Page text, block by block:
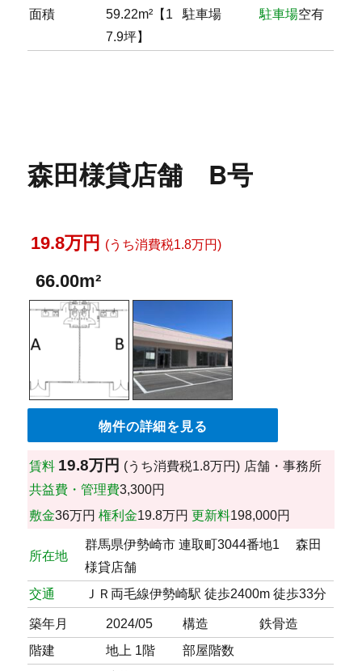
面積
59.22m²【1
7.9坪】
駐車場 駐車場空有
森田様貸店舗 B号
19.8万円 (うち消費税1.8万円)
66.00m²
物件の詳細を見る
賃料 19.8万円 (うち消費税1.8万円) 店舗・事務所
共益費・管理費3,300円
敷金36万円 権利金19.8万円 更新料198,000円
所在地
群馬県伊勢崎市 連取町3044番地1 森田
様貸店舗
交通
ＪＲ両毛線伊勢崎駅 徒歩2400m 徒歩33分
築年月 2024/05 構造
鉄骨造
階建
地上 1階 部屋階数